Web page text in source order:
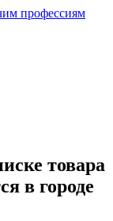
профессиям
товара
в городе